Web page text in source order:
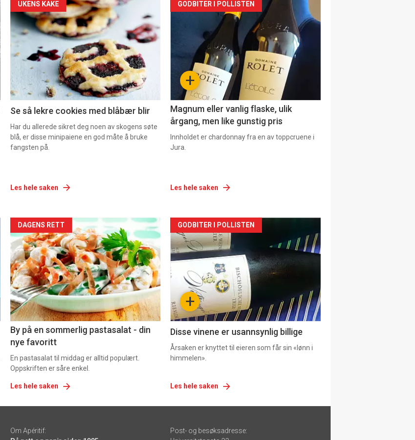
Forsiden
akkurat
nå
2
UKENS KAKE
Se så lekre cookies med blåbær blir
Har du allerede sikret deg noen av skogens søte
blå, er disse minipaiene en god måte å bruke
fangsten på.
Les hele saken
Forsiden
akkurat
nå
+
GODBITER I POLLISTEN
Magnum eller vanlig flaske, ulik
årgang, men like gunstig pris
Innholdet er chardonnay fra en av toppcruene i
Jura.
Les hele saken
Forsiden
akkurat
nå
-
5
DAGENS RETT
By på en sommerlig pastasalat - din
nye favoritt
En pastasalat til middag er alltid populært.
Oppskriften er såre enkel.
Les hele saken
Forsiden
akkurat
nå
6 +
GODBITER I POLLISTEN
Disse vinene er usannsynlig billige
Årsaken er knyttet til eieren som får sin «lønn i
himmelen».
Les hele saken
Om Apéritif:
Post- og besøksadresse: